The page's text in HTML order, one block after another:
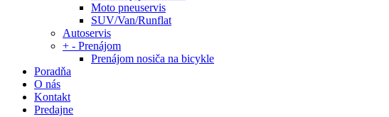
Moto pneuservis
SUV/Van/Runflat
Autoservis
+ - Prenájom
Prenájom nosiča na bicykle
Poradňa
O nás
Kontakt
Predajne